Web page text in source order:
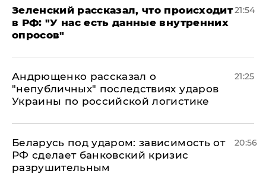
​Зеленский рассказал, что происходит
в РФ: "У нас есть данные внутренних
опросов"
21:54
Андрющенко рассказал о
"непубличных" последствиях ударов
Украины по российской логистике
21:25
Беларусь под ударом: зависимость от
РФ сделает банковский кризис
разрушительным
20:56